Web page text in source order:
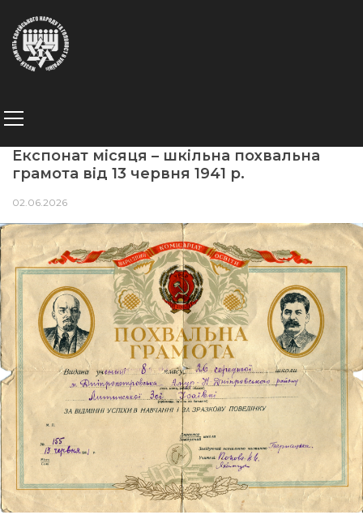
Експонат місяця – шкільна похвальна
грамота від 13 червня 1941 р.
02.06.2026